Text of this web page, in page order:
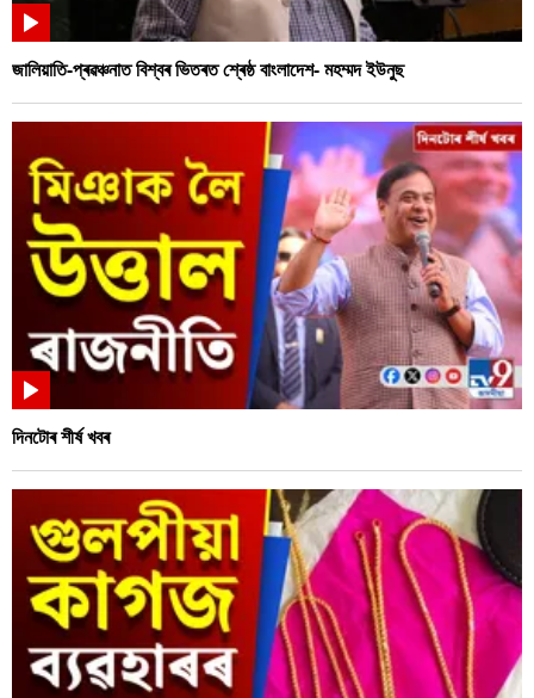
জালিয়াতি-প্ৰৱঞ্চনাত বিশ্বৰ ভিতৰত শ্ৰেষ্ঠ বাংলাদেশ- মহম্মদ ইউনুছ
দিনটোৰ শীৰ্ষ খবৰ